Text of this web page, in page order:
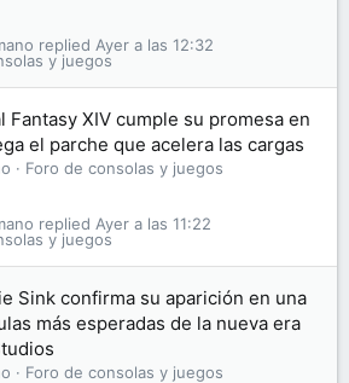
y juegos
Ayer a las 12:32
Fantasy XIV cumple su promesa en
el parche que acelera las cargas
Foro de consolas y juegos
y juegos
Ayer a las 11:22
Sink confirma su aparición en una
más esperadas de la nueva era
Foro de consolas y juegos